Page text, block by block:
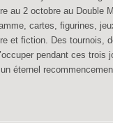
au 2 octobre au Double
cartes, figurines,
et fiction. Des tournois,
pendant ces trois
éternel